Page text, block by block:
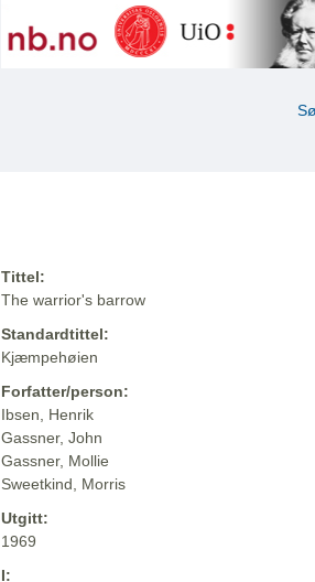
Tittel:
The warrior's barrow
Standardtittel:
Kjæmpehøien
Forfatter/person:
Ibsen, Henrik
Gassner, John
Gassner, Mollie
Sweetkind, Morris
Utgitt:
1969
I: